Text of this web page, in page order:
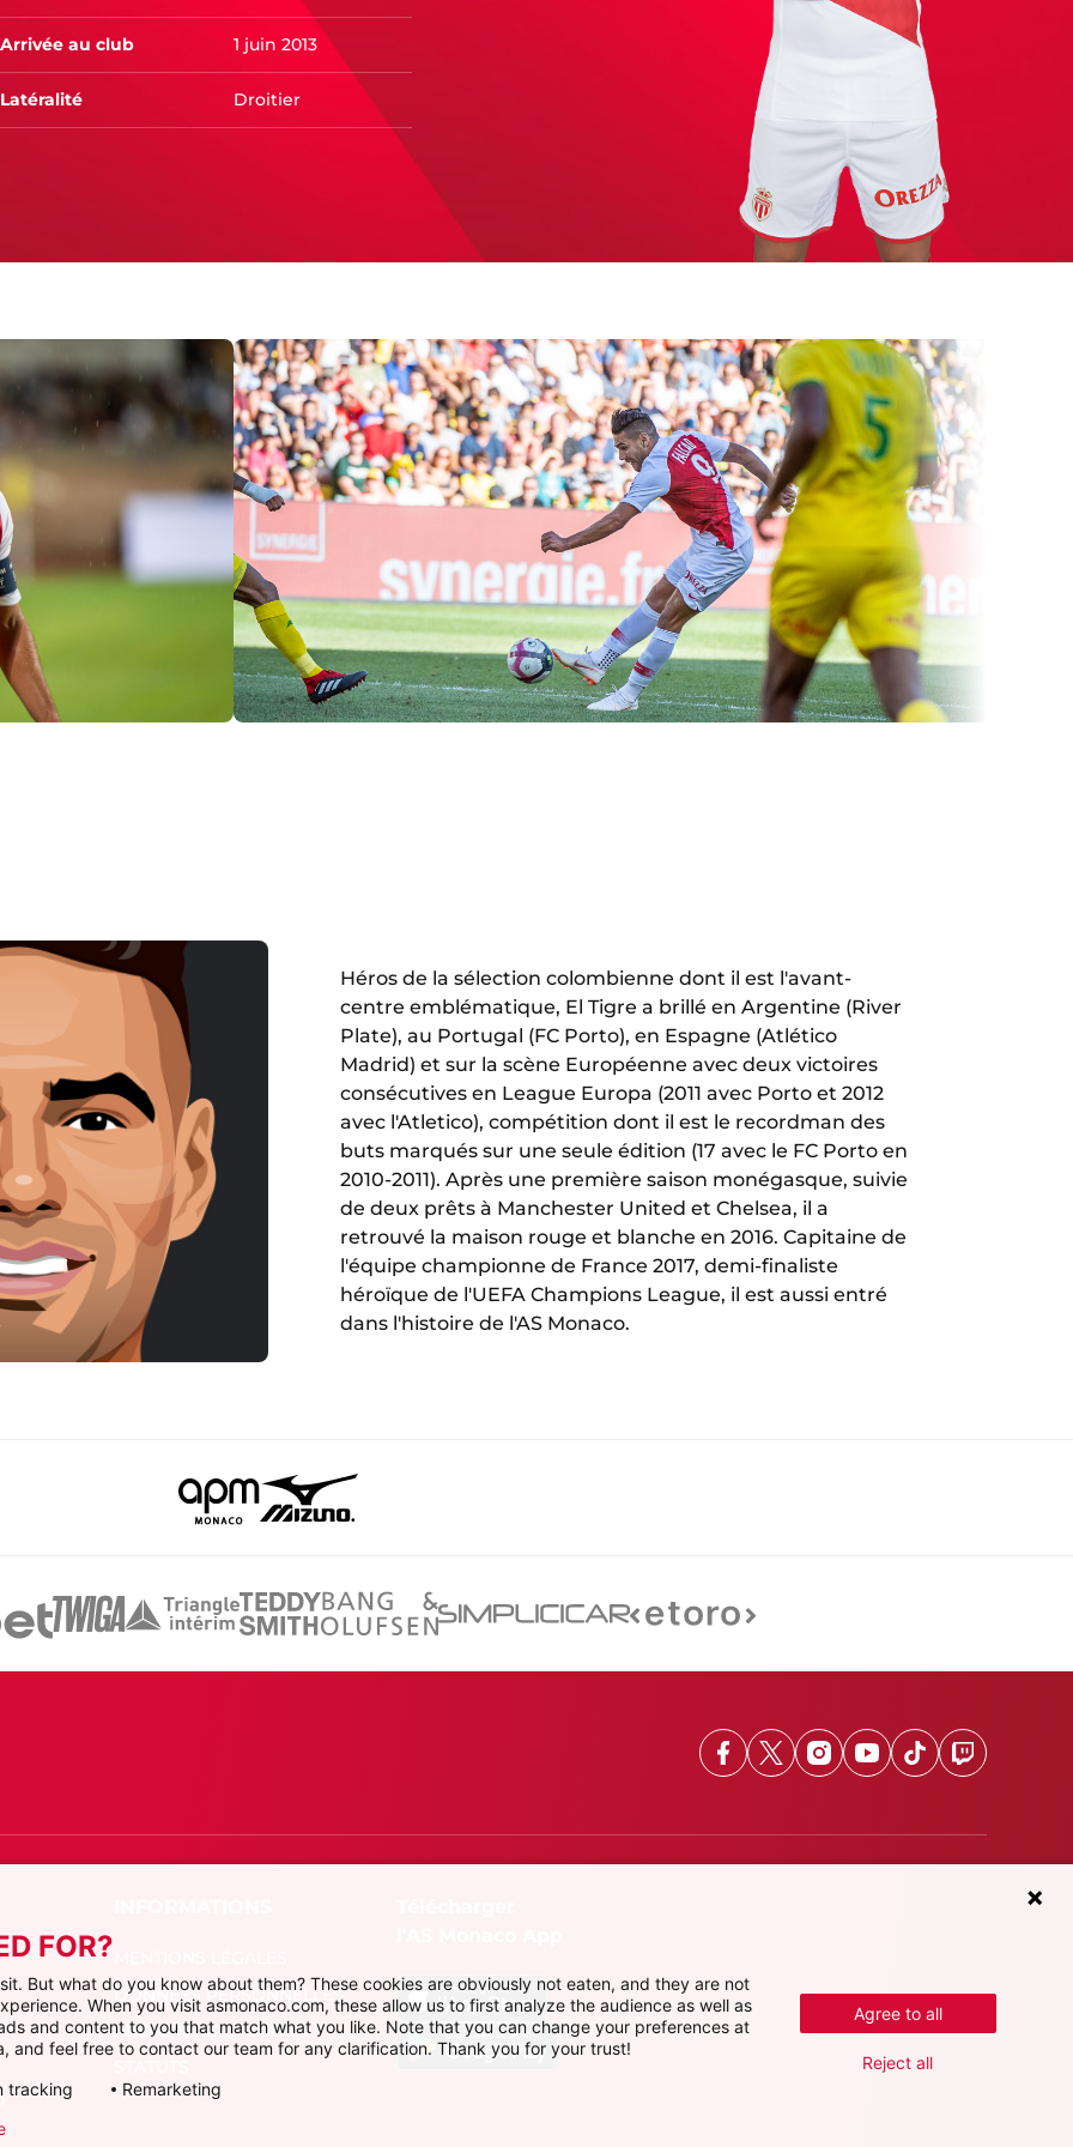
Arrivée au club 1 juin 2013
Latéralité Droitier
Héros de la sélection colombienne dont il est l'avant-
centre emblématique, El Tigre a brillé en Argentine (River
Plate), au Portugal (FC Porto), en Espagne (Atlético
Madrid) et sur la scène Européenne avec deux victoires
consécutives en League Europa (2011 avec Porto et 2012
avec l'Atletico), compétition dont il est le recordman des
buts marqués sur une seule édition (17 avec le FC Porto en
2010-2011). Après une première saison monégasque, suivie
de deux prêts à Manchester United et Chelsea, il a
retrouvé la maison rouge et blanche en 2016. Capitaine de
l'équipe championne de France 2017, demi-finaliste
héroïque de l'UEFA Champions League, il est aussi entré
dans l'histoire de l'AS Monaco.
Facebook
X Instagram
Youtube
TikTokTwitch
DONNÉES PERSONNELLES
PRÉFÉRENCES COOKIES
FOR?
But what do you know about them? These cookies are obviously not eaten, and they are not
When you visit asmonaco.com, these allow us to first analyze the audience as well as
and content to you that match what you like. Note that you can change your preferences at
feel free to contact our team for any clarification. Thank you for your trust!
tracking Remarketing
Agree to all
Reject all